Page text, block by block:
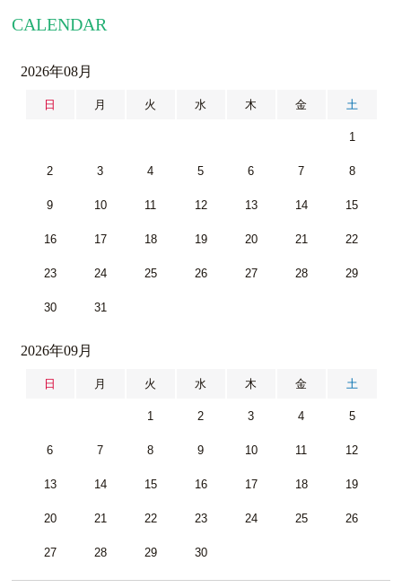
CALENDAR
2026年08月
日 月 火 水 木 金 土
1
2 3 4 5 6 7 8
9 10 11 12 13 14 15
16 17 18 19 20 21 22
23 24 25 26 27 28 29
30 31
2026年09月
日 月 火 水 木 金 土
1 2 3 4 5
6 7 8 9 10 11 12
13 14 15 16 17 18 19
20 21 22 23 24 25 26
27 28 29 30